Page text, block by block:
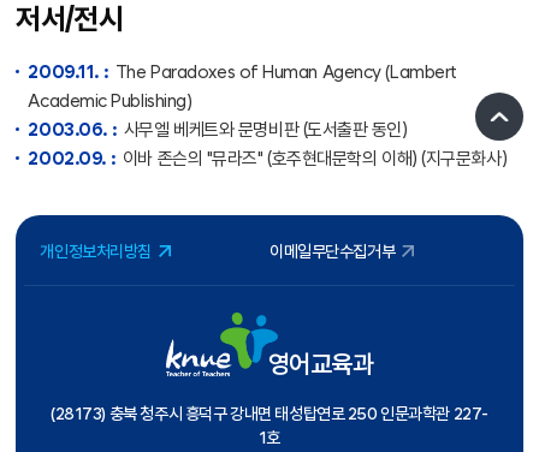
저서/전시
2009.11. : The Paradoxes of Human Agency (Lambert
Academic Publishing)
2003.06. : 사무엘 베케트와 문명비판 (도서출판 동인)
2002.09. : 이바 존슨의 "뮤라즈" (호주현대문학의 이해) (지구문화사)
개인정보처리방침 이메일무단수집거부
영어교육과
(28173) 충북 청주시 흥덕구 강내면 태성탑연로 250 인문과학관 227-
1호